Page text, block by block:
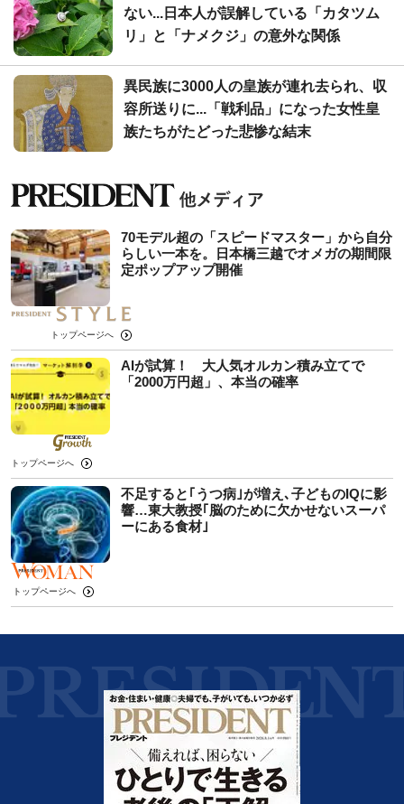
ない...日本人が誤解している「カタツム
リ」と「ナメクジ」の意外な関係
異民族に3000人の皇族が連れ去られ、収
容所送りに...「戦利品」になった女性皇
族たちがたどった悲惨な結末
70モデル超の「スピードマスター」から自分
らしい一本を。日本橋三越でオメガの期間限
定ポップアップ開催
トップページへ
AIが試算！ 大人気オルカン積み立てで
「2000万円超」、本当の確率
トップページへ
不足すると｢うつ病｣が増え､子どものIQに影
響…東大教授｢脳のために欠かせないスーパ
ーにある食材｣
トップページへ